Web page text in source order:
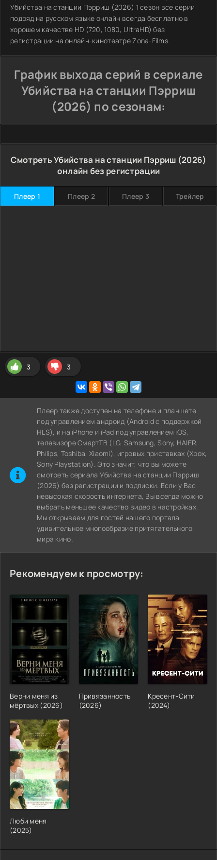
Убийства на станции Пэрриш (2026) 1 сезон все серии
подряд на русском языке онлайн всегда бесплатно в
хорошем качестве HD (720, 1080, UltraHD) без
регистрации на онлайн-кинотеатре Zona-Films.
График выхода серий в сериале
Убийства на станции Пэрриш
(2026) по сезонам:
Смотреть Убийства на станции Пэрриш (2026)
онлайн без регистрации
Плеер 1 Плеер 2 Плеер 3 Трейлер
3 3
Плеер также доступен на телефоне и планшете
под управлением андроид (Android с поддержкой
HLS), и на iPhone и iPad под управлением iOS,
телевизоре СмартТВ (LG, Samsung, Sony, HAIER,
Philips, Toshiba, Xiaomi), игровых приставках (Xbox,
Sony Playstation). Это значит, что вы можете
cмотреть сериала Убийства на станции Пэрриш
(2026) без регистрации и подписки. Если у Вас
невысокая скорость интернета, Вы всегда можно
выбрать меньшее качество видео в настройках.
Мы открываем для гостей нашего портала
удивительное многообразие притягательного
мира кино.
Рекомендуем к просмотру:
Верни меня из
мёртвых (2026)
Привязанность
(2026)
Кресент-Сити
(2024)
Люби меня
(2025)